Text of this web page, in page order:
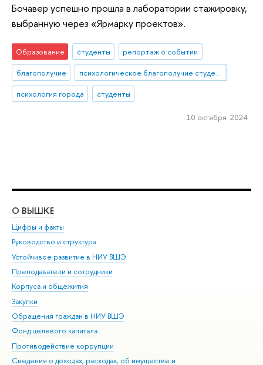
Бочавер успешно прошла в лаборатории стажировку,
выбранную через «Ярмарку проектов».
Образование студенты
репортаж о событии
благополучие
психологическое благополучие студентов
психология города
студенты
10 октября 2024
О ВЫШКЕ
Цифры и факты
Руководство и структура
Устойчивое развитие в НИУ ВШЭ
Преподаватели и сотрудники
Корпуса и общежития
Закупки
Обращения граждан в НИУ ВШЭ
Фонд целевого капитала
Противодействие коррупции
Сведения о доходах, расходах, об имуществе и